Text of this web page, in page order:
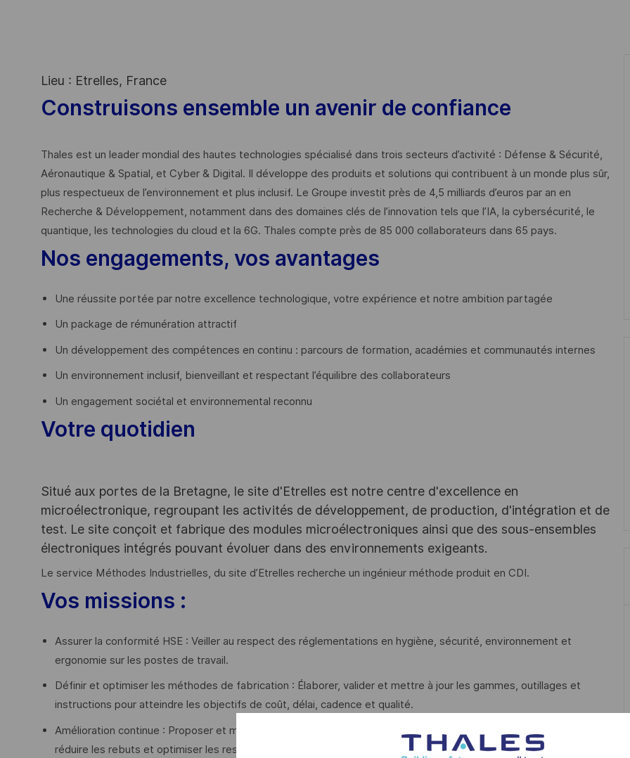
Lieu : Etrelles, France
Construisons ensemble un avenir de confiance
Thales est un leader mondial des hautes technologies spécialisé dans trois secteurs d’activité : Défense & Sécurité,
Aéronautique & Spatial, et Cyber & Digital. Il développe des produits et solutions qui contribuent à un monde plus sûr,
plus respectueux de l’environnement et plus inclusif. Le Groupe investit près de 4,5 milliards d’euros par an en
Recherche & Développement, notamment dans des domaines clés de l’innovation tels que l’IA, la cybersécurité, le
quantique, les technologies du cloud et la 6G. Thales compte près de 85 000 collaborateurs dans 65 pays. ​
Nos engagements, vos avantages
Une réussite portée par notre excellence technologique, votre expérience et notre ambition partagée
Un package de rémunération attractif
Un développement des compétences en continu : parcours de formation, académies et communautés internes
Un environnement inclusif, bienveillant et respectant l’équilibre des collaborateurs
Un engagement sociétal et environnemental reconnu
Votre quotidien
Situé aux portes de la Bretagne, le site d'Etrelles est notre centre d'excellence en
microélectronique, regroupant les activités de développement, de production, d'intégration et de
test. Le site conçoit et fabrique des modules microélectroniques ainsi que des sous-ensembles
électroniques intégrés pouvant évoluer dans des environnements exigeants.
Le service Méthodes Industrielles, du site d’Etrelles recherche un ingénieur méthode produit en CDI.
Vos missions :
Assurer la conformité HSE : Veiller au respect des réglementations en hygiène, sécurité, environnement et
ergonomie sur les postes de travail.
Définir et optimiser les méthodes de fabrication : Élaborer, valider et mettre à jour les gammes, outillages et
instructions pour atteindre les objectifs de coût, délai, cadence et qualité.
Amélioration continue : Proposer et mettre en œuvre des solutions pour améliorer la productivité, la sécurité,
réduire les rebuts et optimiser les ressources.